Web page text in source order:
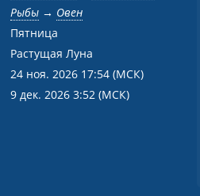
Рыбы→ Овен
Пятница
Растущая Луна
24 ноя. 2026 17:54 (МСК)
9 дек. 2026 3:52 (МСК)